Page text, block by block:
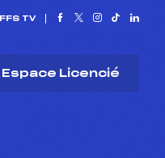
FFS TV
Espace Licencié